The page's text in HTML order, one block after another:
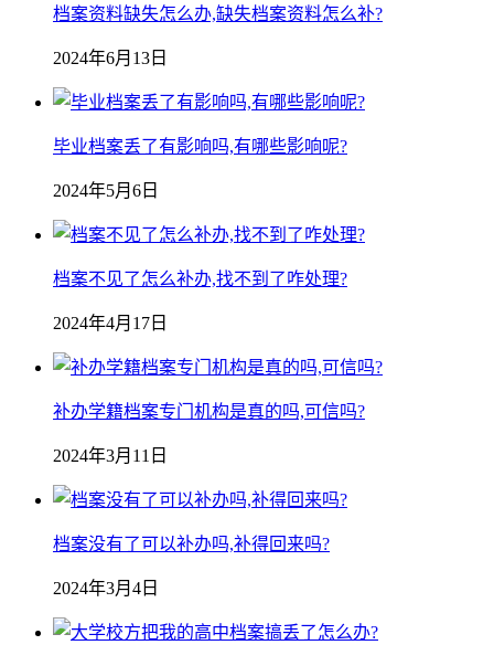
档案资料缺失怎么办,缺失档案资料怎么补?
2024年6月13日
毕业档案丢了有影响吗,有哪些影响呢?
2024年5月6日
档案不见了怎么补办,找不到了咋处理?
2024年4月17日
补办学籍档案专门机构是真的吗,可信吗?
2024年3月11日
档案没有了可以补办吗,补得回来吗?
2024年3月4日